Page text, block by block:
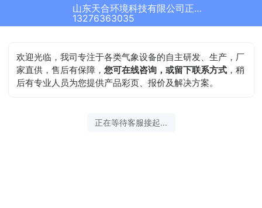
山东天合环境科技有限公司正在为您服务
13276363035
欢迎光临，我司专注于各类气象设备的自主研发、生产，厂
家直供，售后有保障，您可在线咨询，或留下联系方式 ，稍
后有专业人员为您提供产品彩页、报价及解决方案。
正在等待客服接起...